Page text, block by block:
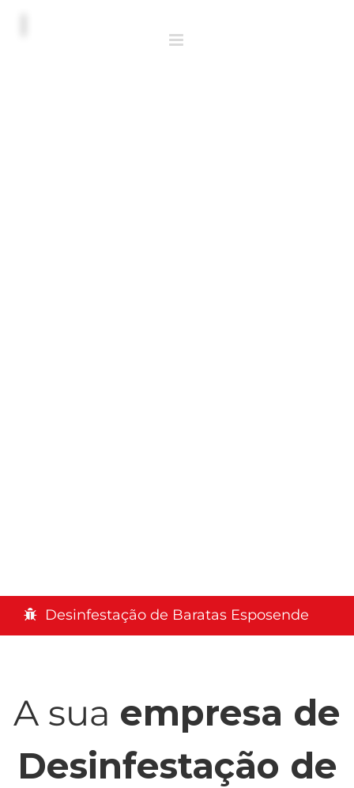
Desinfestação de Baratas Esposende
A sua empresa de
Desinfestação de